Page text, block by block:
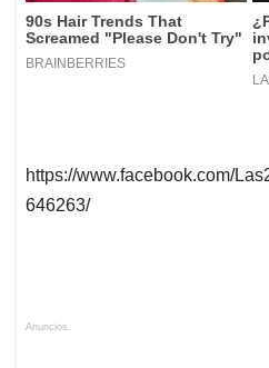
https://www.facebook.com/
646263/
Anuncios.